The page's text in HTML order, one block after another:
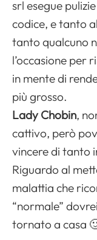
srl esegue
codice, e tanto
tanto qualcuno
l’occasione per
in mente di
più grosso.
Lady Chobin,
cattivo, però
vincere di tanto
Riguardo al
malattia che
“normale”
tornato a casa